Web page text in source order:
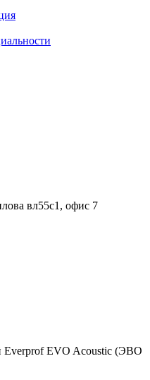
вл55с1, офис 7
Everprof EVO Acoustic (ЭВО